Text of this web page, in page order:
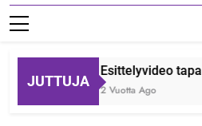
JUTTUJA
Esittelyvideo
2 Vuotta Ago